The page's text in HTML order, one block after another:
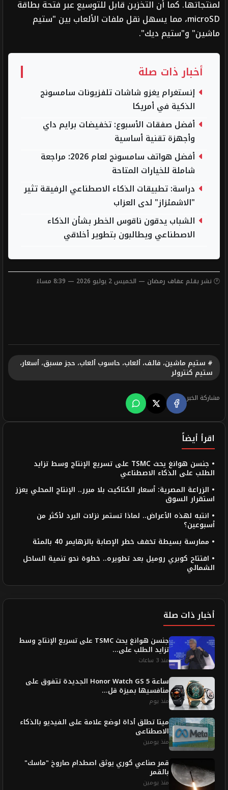
لمنتجاتها. كما أن التخزين قابل للتوسيع عبر فتحة بطاقة
microSD، مما يسهل نقل ملفات الألعاب بين "ستيم
ماشين" و"ستيم ديك".
أخبار ذات صلة
إنستغرام يغزو شاشات تلفزيونات سامسونج
الذكية في أمريكا
أفضل صفقات الأسبوع: تخفيضات برايم داي
وأجهزة تقنية أساسية
أفضل هواتف سامسونج لعام 2026: مراجعة
شاملة للخيارات المتاحة
دراسة: تطبيقات الذكاء الاصطناعي الرفيقة تثير
"الاشمئزاز" لدى العزاب
الشباب يدقون ناقوس الخطر بشأن الذكاء
الاصطناعي ويطالبون بتطوير أخلاقي
🕐 نشر بقلم عفاف رمضان — الخميس 2 يوليو 2026 — 8:39 مساءً
# ستيم ماشين، فالف، ألعاب، حاسوب ألعاب، حجز مسبق، أسعار،
ستيم كنترولر
مشاركة الخبر
اقرأ أيضاً
• جنسن هوانغ يحث TSMC على تسريع الإنتاج وسط تزايد
الطلب على الذكاء الاصطناعي
• الزراعة المصرية: أسعار الكتاكيت بلا مبرر.. الإنتاج المحلي يعزز
استقرار السوق
• انتبه لهذه الأعراض.. لماذا تستمر نزلات البرد لأكثر من
أسبوعين؟
• ممارسة بسيطة تخفف خطر الإصابة بالزهايمر 40 بالمئة
• افتتاح كوبري روميل بعد تطويره.. خطوة نحو تنمية الساحل
الشمالي
أخبار ذات صلة
جنسن هوانغ يحث TSMC على تسريع الإنتاج وسط
تزايد الطلب على...
منذ 3 ساعات
ساعة Honor Watch GS 5 الجديدة تتفوق على
منافسيها بميزة قل...
منذ يوم
ميتا تطلق أداة لوضع علامة على الفيديو بالذكاء
الاصطناعى
منذ يومين
قمر صناعي كوري يوثق اصطدام صاروخ "ماسك"
بالقمر
منذ يومين